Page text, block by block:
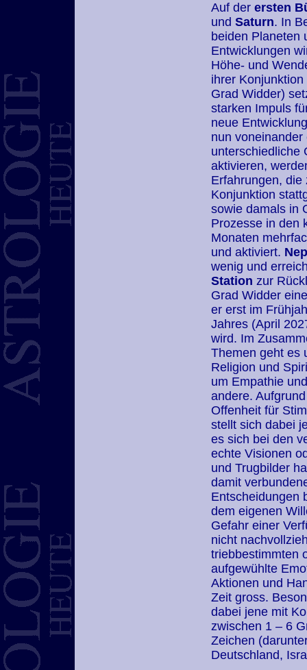
Auf der ersten
und Saturn. In
beiden Planeten
Entwicklungen
Höhe- und
ihrer
Grad Widder)
starken Impuls
neue
nun
unterschiedliche
aktivieren,
Erfahrungen, die
Konjunktion
sowie damals in
Prozesse in den
Monaten
und aktiviert.
wenig und
Station zur
Grad Widder
er erst im
Jahres (April
wird. Im
Themen geht es
Religion und
um Empathie
andere.
Offenheit für
stellt sich dabei
es sich bei den
echte Visionen
und Trugbilder
damit
Entscheidungen
dem eigenen
Gefahr einer
nicht
triebbestimmten
aufgewühlte
Aktionen und
Zeit gross.
dabei jene mit
zwischen 1 – 6
Zeichen
Deutschland,